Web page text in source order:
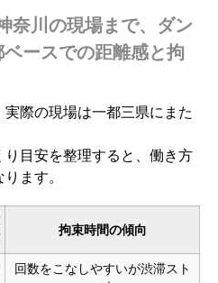
奈川の現場まで、ダン
ースでの距離感と拘
際の現場は一都三県にまた
目安を整理すると、働き方
ます。
拘束時間の傾向
回数をこなしやすいが渋滞スト